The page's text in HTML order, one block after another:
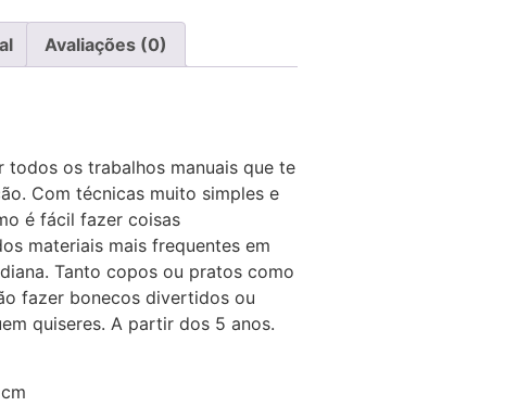
Avaliações (0)
todos os trabalhos manuais que te
Com técnicas muito simples e
é fácil fazer coisas
materiais mais frequentes em
Tanto copos ou pratos como
fazer bonecos divertidos ou
quiseres. A partir dos 5 anos.